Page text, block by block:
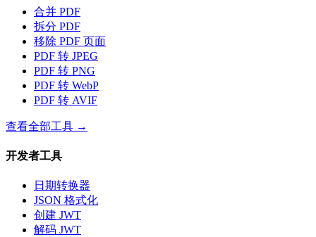
合并 PDF
拆分 PDF
移除 PDF 页面
PDF 转 JPEG
PDF 转 PNG
PDF 转 WebP
PDF 转 AVIF
查看全部工具 →
开发者工具
日期转换器
JSON 格式化
创建 JWT
解码 JWT